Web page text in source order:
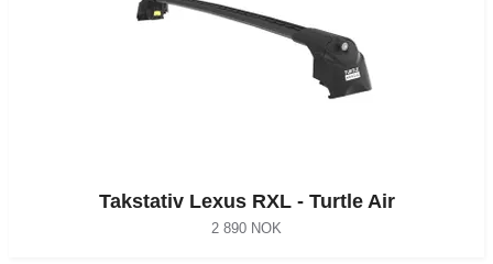
Takstativ Lexus RXL - Turtle Air
2 890 NOK